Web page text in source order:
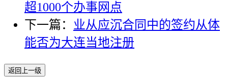
超1000个办事网点
下一篇： 业从应沉合同中的签约从体
能否为大连当地注册
返回上一级